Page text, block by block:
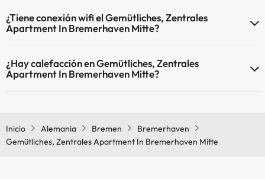
¿Tiene conexión wifi el Gemütliches, Zentrales
Apartment In Bremerhaven Mitte?
de Wi-Fi.
¿Hay calefacción en Gemütliches, Zentrales
Apartment In Bremerhaven Mitte?
Inicio
Alemania Bremen
Bremerhaven
Gemütliches, Zentrales Apartment In Bremerhaven Mitte